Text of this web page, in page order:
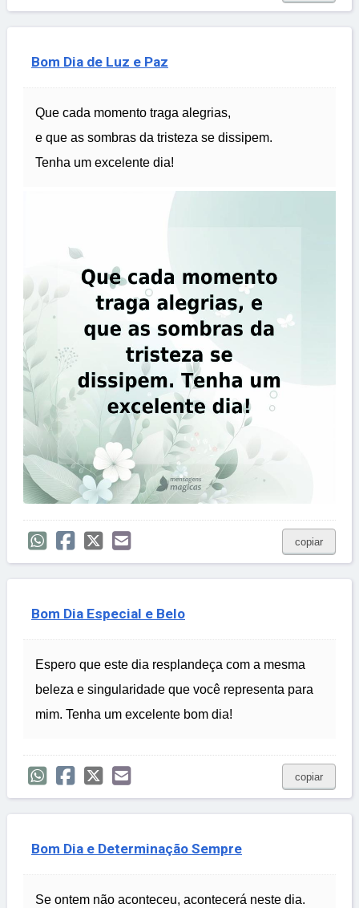
Bom Dia de Luz e Paz
Que cada momento traga alegrias,
e que as sombras da tristeza se dissipem.
Tenha um excelente dia!
copiar
Bom Dia Especial e Belo
Espero que este dia resplandeça com a mesma
beleza e singularidade que você representa para
mim. Tenha um excelente bom dia!
copiar
Bom Dia e Determinação Sempre
Se ontem não aconteceu, acontecerá neste dia.